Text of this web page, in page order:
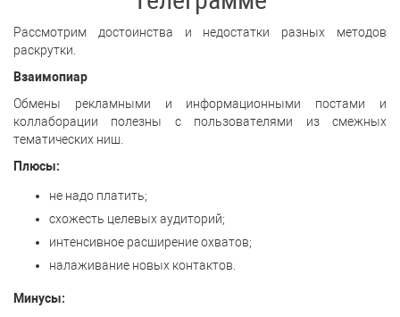
Рассмотрим достоинства и недостатки разных методов
раскрутки.
Взаимопиар
Обмены рекламными и информационными постами и
коллаборации полезны с пользователями из смежных
тематических ниш.
Плюсы:
не надо платить;
схожесть целевых аудиторий;
интенсивное расширение охватов;
налаживание новых контактов.
Минусы: